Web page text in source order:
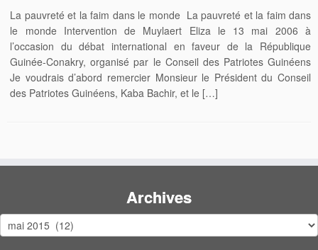
La pauvreté et la faim dans le monde La pauvreté et la faim dans
le monde Intervention de Muylaert Eliza le 13 mai 2006 à
l’occasion du débat international en faveur de la République
Guinée-Conakry, organisé par le Conseil des Patriotes Guinéens
Je voudrais d’abord remercier Monsieur le Président du Conseil
des Patriotes Guinéens, Kaba Bachir, et le […]
Archives
Archives